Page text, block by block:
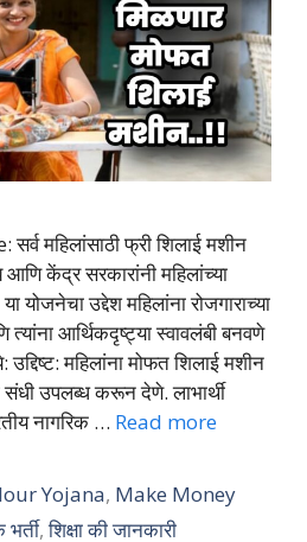
महिलांसाठी फ्री शिलाई मशीन
केंद्र सरकारांनी महिलांच्या
योजनेचा उद्देश महिलांना रोजगाराच्या
आर्थिकदृष्ट्या स्वावलंबी बनवणे
महिलांना मोफत शिलाई मशीन
उपलब्ध करून देणे. लाभार्थी
नागरिक … Read more
Yojana, Make Money
,शिक्षा की जानकारी